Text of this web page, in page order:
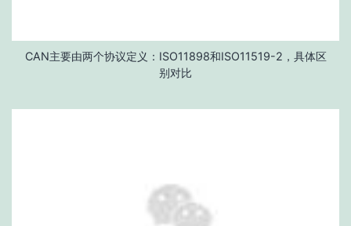
CAN主要由两个协议定义：ISO11898和ISO11519-2，具体区
别对比